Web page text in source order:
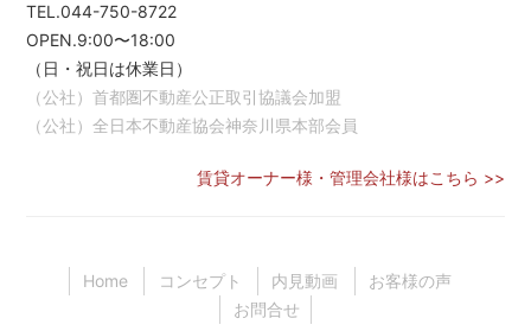
TEL.044-750-8722
OPEN.9:00〜18:00
（日・祝日は休業日）
（公社）首都圏不動産公正取引協議会加盟
（公社）全日本不動産協会神奈川県本部会員
賃貸オーナー様・管理会社様はこちら >>
Home コンセプト 内見動画
お客様の声
お問合せ